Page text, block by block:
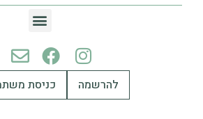
להרשמה כניסת